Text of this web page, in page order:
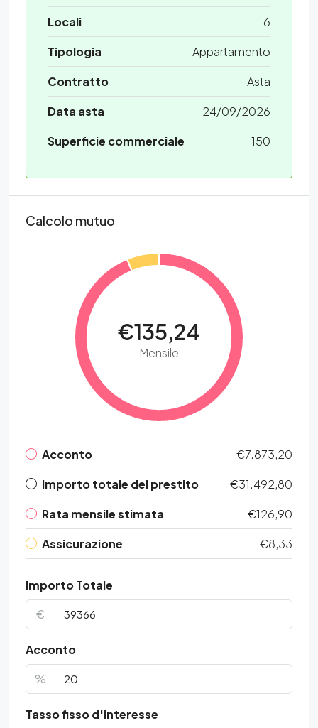
Locali
6
Tipologia
Appartamento
Contratto
Asta
Data asta
24/09/2026
Superficie commerciale
150
Calcolo mutuo
€135,24
Mensile
Acconto
€7.873,20
Importo totale del prestito
€31.492,80
Rata mensile stimata
€126,90
Assicurazione
€8,33
Importo Totale
€
Acconto
%
Tasso fisso d'interesse